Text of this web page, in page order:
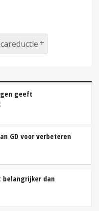
geeft
GD voor verbeteren
belangrijker dan